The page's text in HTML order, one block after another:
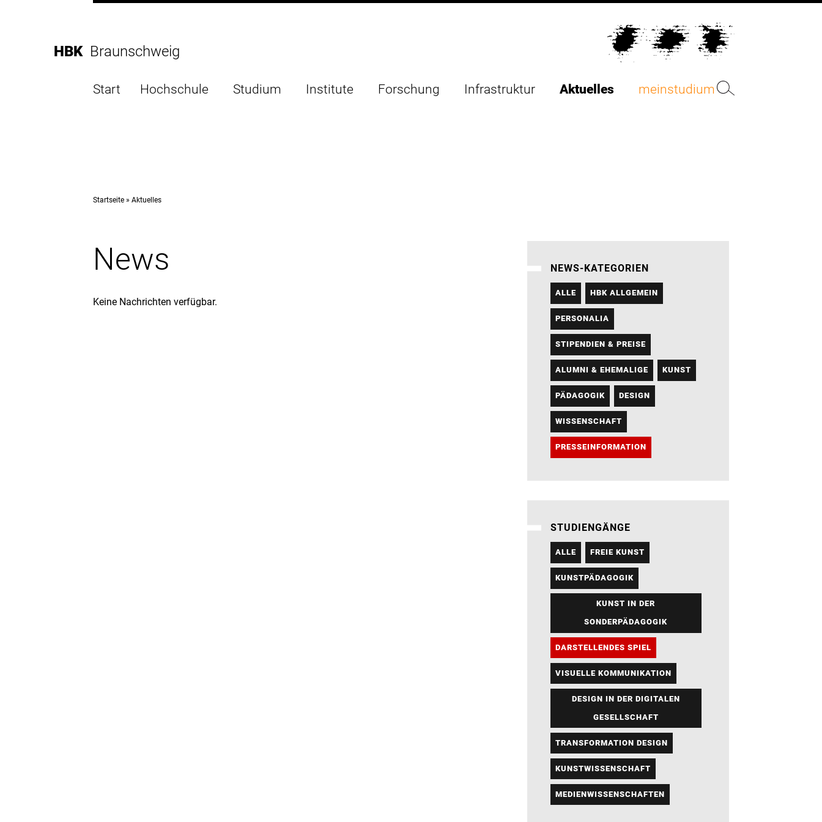
Hauptnavigation
HBK Braunschweig
Start Hochschule Studium Institute Forschung Infrastruktur Aktuelles meinstudium
Startseite Aktuelles
News
Keine Nachrichten verfügbar.
NEWS-KATEGORIEN
ALLE HBK ALLGEMEIN
PERSONALIA
STIPENDIEN & PREISE
ALUMNI & EHEMALIGE KUNST
PÄDAGOGIK DESIGN
WISSENSCHAFT
PRESSEINFORMATION
STUDIENGÄNGE
ALLE FREIE KUNST
KUNSTPÄDAGOGIK
KUNST IN DER
SONDERPÄDAGOGIK
DARSTELLENDES SPIEL
VISUELLE KOMMUNIKATION
DESIGN IN DER DIGITALEN
GESELLSCHAFT
TRANSFORMATION DESIGN
KUNSTWISSENSCHAFT
MEDIENWISSENSCHAFTEN